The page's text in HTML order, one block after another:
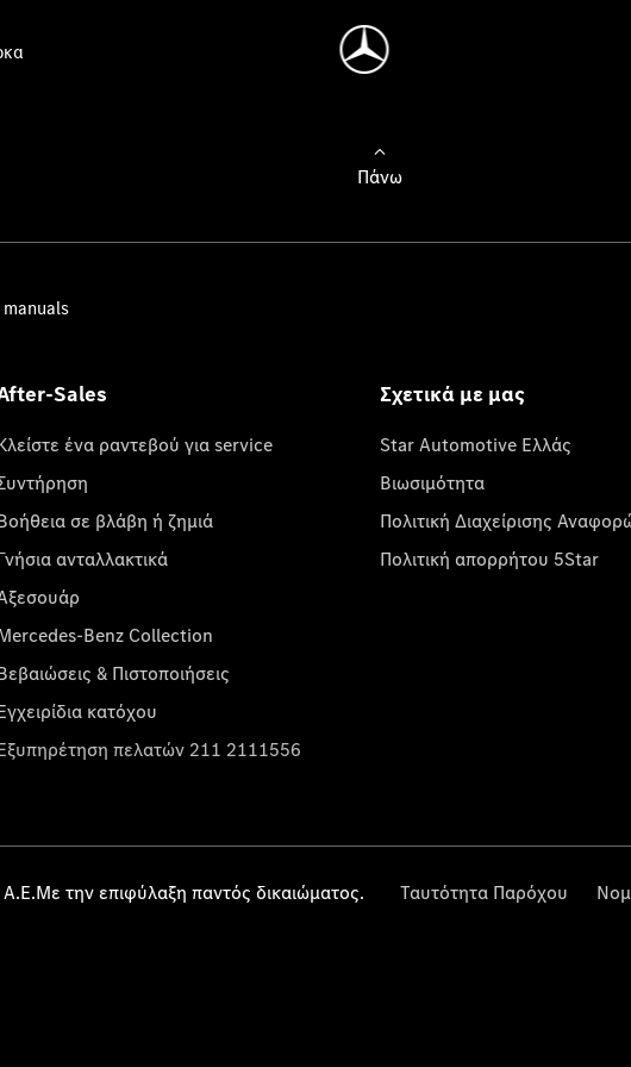
Πάνω
manuals
Sales
ένα ραντεβού για service
σε βλάβη ή ζημιά
ανταλλακτικά
Benz Collection
& Πιστοποιήσεις
κατόχου
πελατών 211 2111556
Σχετικά με μας
Star Automotive Ελλάς
Βιωσιμότητα
Πολιτική Διαχείρισης
Πολιτική απορρήτου 5Star
την επιφύλαξη παντός δικαιώματος. Ταυτότητα Παρόχου